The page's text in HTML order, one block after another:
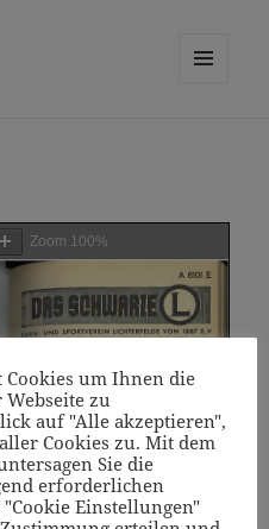
Zoom 100%
Cookies um Ihnen die
zu
auf "Alle akzeptieren",
Cookies zu. Mit dem
Sie die
erforderlichen
Einstellungen"